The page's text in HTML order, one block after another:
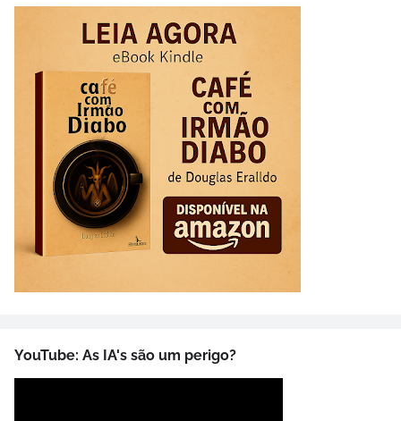
YouTube: As IA's são um perigo?